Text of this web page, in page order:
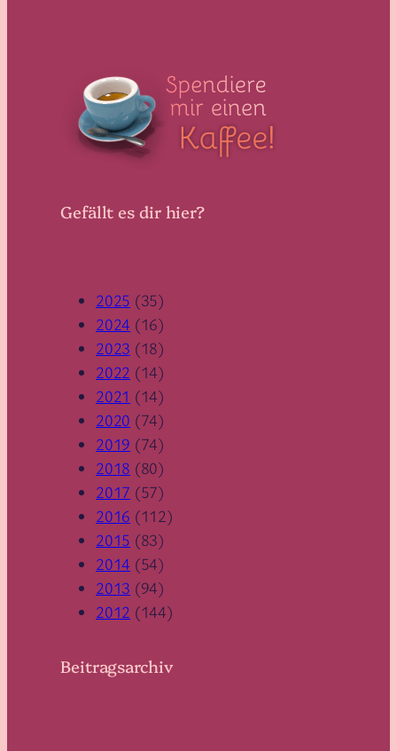
Gefällt es dir hier?
Beitragsarchiv
2025 (35)
2024 (16)
2023 (18)
2022 (14)
2021 (14)
2020 (74)
2019 (74)
2018 (80)
2017 (57)
2016 (112)
2015 (83)
2014 (54)
2013 (94)
2012 (144)